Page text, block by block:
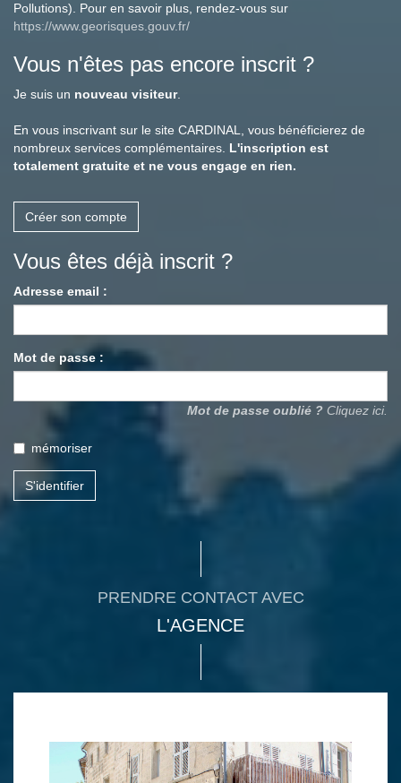
Pollutions). Pour en savoir plus, rendez-vous sur
https://www.georisques.gouv.fr/
Vous n'êtes pas encore inscrit ?
Je suis un nouveau visiteur.
En vous inscrivant sur le site CARDINAL, vous bénéficierez de
nombreux services complémentaires. L'inscription est
totalement gratuite et ne vous engage en rien.
Créer son compte
Vous êtes déjà inscrit ?
Adresse email :
Mot de passe :
Mot de passe oublié ? Cliquez ici.
mémoriser
S'identifier
PRENDRE CONTACT AVEC
L'AGENCE